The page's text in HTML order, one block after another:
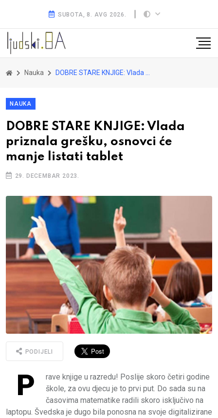
SUBOTA, 8. AVG 2026.
Nauka DOBRE STARE KNJIGE: Vlada priznala grešku, osnovci će manje listati tablet
NAUKA
DOBRE STARE KNJIGE: Vlada
priznala grešku, osnovci će
manje listati tablet
29. DECEMBAR 2023.
PODIJELI
P
rave knjige u razredu! Poslije skoro četiri godine
škole, za ovu djecu je to prvi put. Do sada su na
časovima matematike radili skoro isključivo na
laptopu. Švedska je dugo bila ponosna na svoje digitalizirane